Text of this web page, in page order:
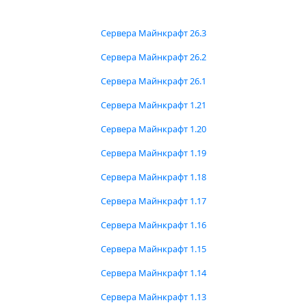
Сервера Майнкрафт 26.3
Сервера Майнкрафт 26.2
Сервера Майнкрафт 26.1
Сервера Майнкрафт 1.21
Сервера Майнкрафт 1.20
Сервера Майнкрафт 1.19
Сервера Майнкрафт 1.18
Сервера Майнкрафт 1.17
Сервера Майнкрафт 1.16
Сервера Майнкрафт 1.15
Сервера Майнкрафт 1.14
Сервера Майнкрафт 1.13